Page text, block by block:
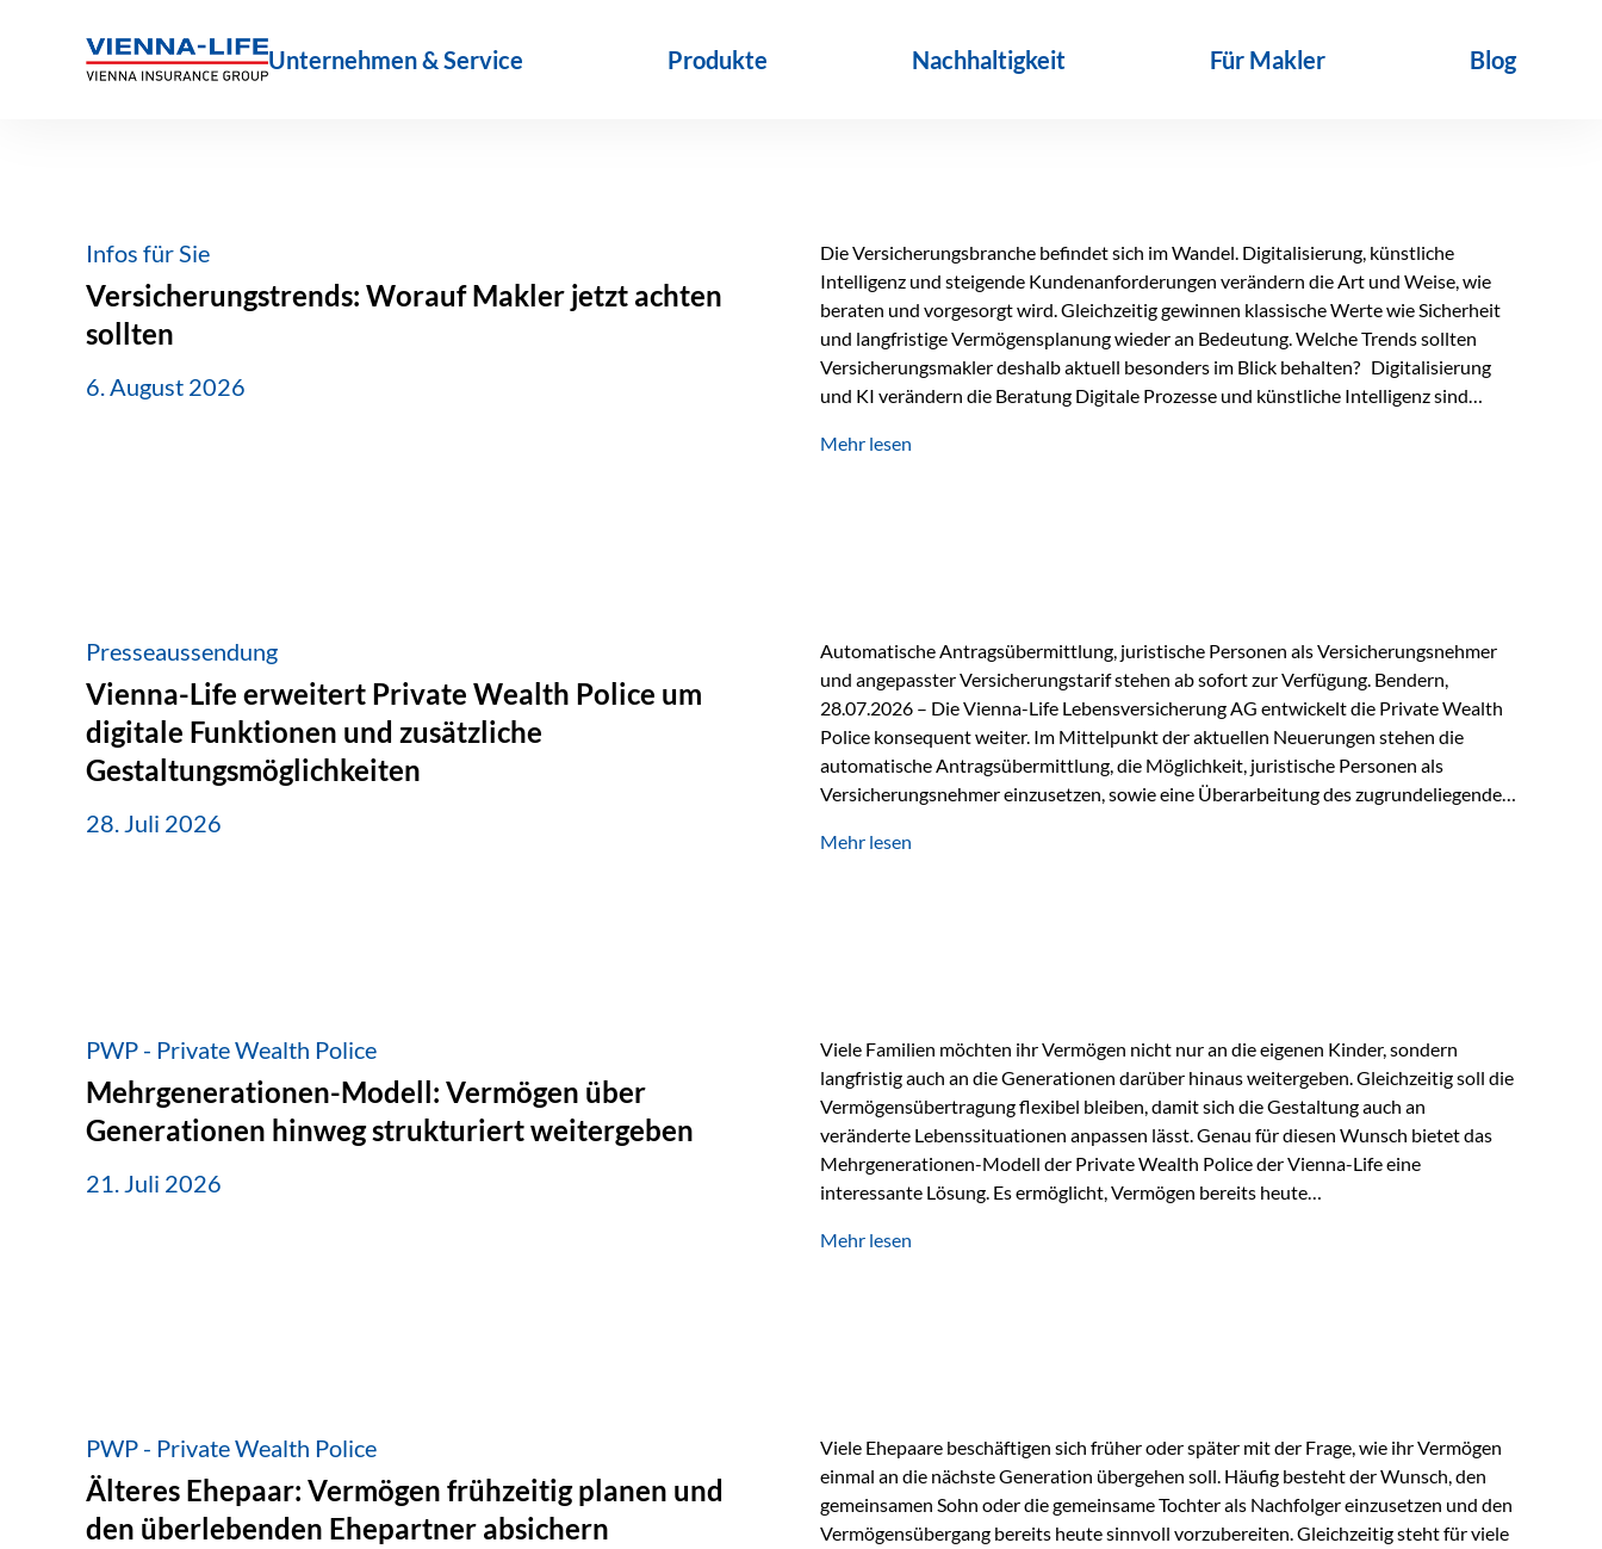
Unternehmen & Service Produkte Nachhaltigkeit Für Makler Blog
Infos für Sie
Versicherungstrends: Worauf Makler jetzt achten
sollten
6. August 2026
Die Versicherungsbranche befindet sich im Wandel. Digitalisierung, künstliche
Intelligenz und steigende Kundenanforderungen verändern die Art und Weise, wie
beraten und vorgesorgt wird. Gleichzeitig gewinnen klassische Werte wie Sicherheit
und langfristige Vermögensplanung wieder an Bedeutung. Welche Trends sollten
Versicherungsmakler deshalb aktuell besonders im Blick behalten? Digitalisierung
und KI verändern die Beratung Digitale Prozesse und künstliche Intelligenz sind
beschleunigen Abläufe und schaffen mehr Zeit für das Wesentliche: die persönliche
Mehr lesen
Presseaussendung
Vienna-Life erweitert Private Wealth Police um
digitale Funktionen und zusätzliche
Gestaltungsmöglichkeiten
28. Juli 2026
Automatische Antragsübermittlung, juristische Personen als Versicherungsnehmer
und angepasster Versicherungstarif stehen ab sofort zur Verfügung. Bendern,
28.07.2026 – Die Vienna-Life Lebensversicherung AG entwickelt die Private Wealth
Police konsequent weiter. Im Mittelpunkt der aktuellen Neuerungen stehen die
automatische Antragsübermittlung, die Möglichkeit, juristische Personen als
Versicherungsnehmer einzusetzen, sowie eine Überarbeitung des zugrundeliegenden
Abwicklung für Vertriebspartner deutlich effizienter gestaltet. Anträge werden direkt
Mehr lesen
PWP - Private Wealth Police
Mehrgenerationen-Modell: Vermögen über
Generationen hinweg strukturiert weitergeben
21. Juli 2026
Viele Familien möchten ihr Vermögen nicht nur an die eigenen Kinder, sondern
langfristig auch an die Generationen darüber hinaus weitergeben. Gleichzeitig soll die
Vermögensübertragung flexibel bleiben, damit sich die Gestaltung auch an
veränderte Lebenssituationen anpassen lässt. Genau für diesen Wunsch bietet das
Mehrgenerationen-Modell der Private Wealth Police der Vienna-Life eine
interessante Lösung. Es ermöglicht, Vermögen bereits heute
Ausgangssituation Stellen Sie sich folgende Familie vor: Die Großeltern haben über
Mehr lesen
PWP - Private Wealth Police
Älteres Ehepaar: Vermögen frühzeitig planen und
den überlebenden Ehepartner absichern
Viele Ehepaare beschäftigen sich früher oder später mit der Frage, wie ihr Vermögen
einmal an die nächste Generation übergehen soll. Häufig besteht der Wunsch, den
gemeinsamen Sohn oder die gemeinsame Tochter als Nachfolger einzusetzen und den
Vermögensübergang bereits heute sinnvoll vorzubereiten. Gleichzeitig steht für viele